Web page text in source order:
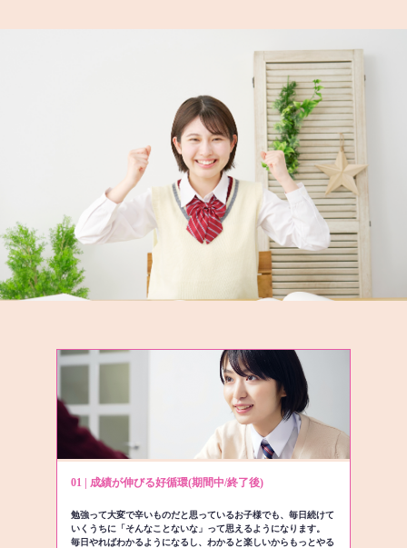
01 | 成績が伸びる好循環(期間中/終了後)
勉強って大変で辛いものだと思っているお子様でも、毎日続けて
いくうちに「そんなことないな」って思えるようになります。
毎日やればわかるようになるし、わかると楽しいからもっとやる